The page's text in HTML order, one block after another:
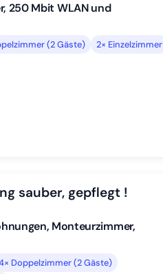
250 Mbit WLAN und
(2 Gäste)
2× Einzelzimmer
sauber, gepflegt !
Monteurzimmer,
Doppelzimmer (2 Gäste)